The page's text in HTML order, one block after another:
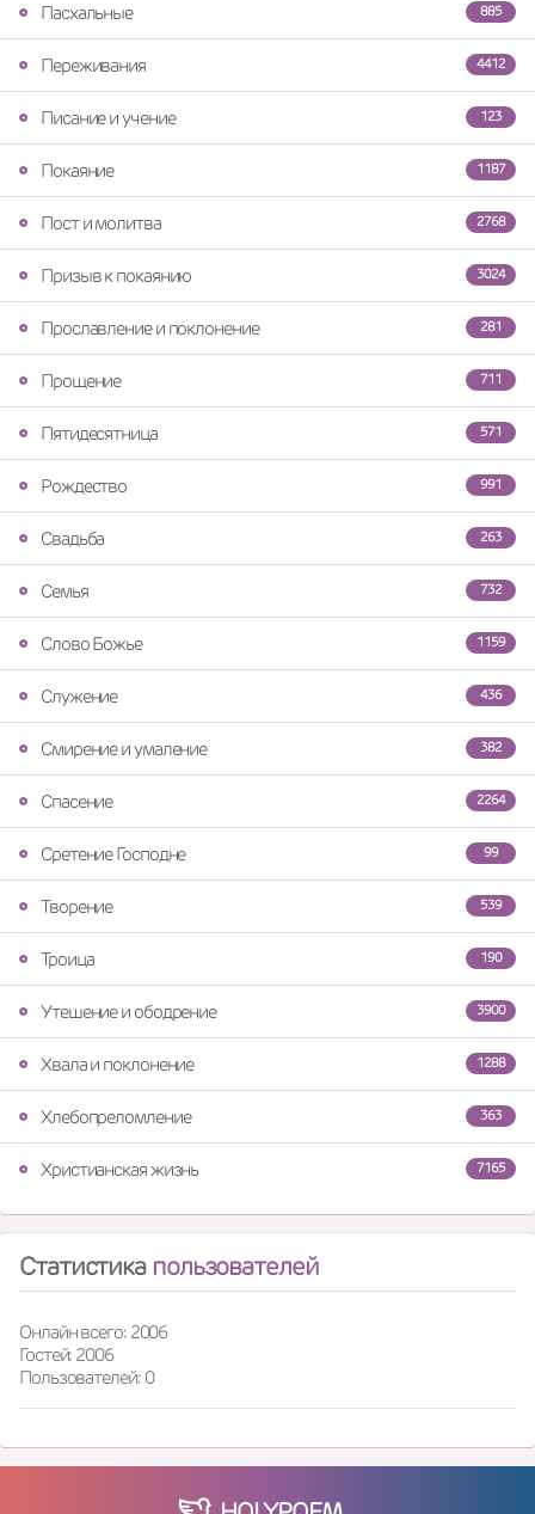
885
Пасхальные
4412
Переживания
123
Писание и учение
1187
Покаяние
2768
Пост и молитва
3024
Призыв к покаянию
281
Прославление и поклонение
711
Прощение
571
Пятидесятница
991
Рождество
263
Свадьба
732
Семья
1159
Слово Божье
436
Служение
382
Смирение и умаление
2264
Спасение
99
Сретение Господне
539
Творение
190
Троица
3900
Утешение и ободрение
1288
Хвала и поклонение
363
Хлебопреломление
7165
Христианская жизнь
Статистика пользователей
Онлайн всего: 2006
Гостей: 2006
Пользователей: 0